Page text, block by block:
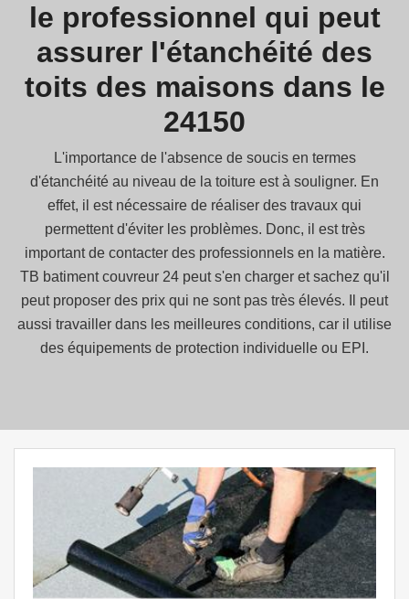
le professionnel qui peut
assurer l'étanchéité des
toits des maisons dans le
24150
L'importance de l'absence de soucis en termes
d'étanchéité au niveau de la toiture est à souligner. En
effet, il est nécessaire de réaliser des travaux qui
permettent d'éviter les problèmes. Donc, il est très
important de contacter des professionnels en la matière.
TB batiment couvreur 24 peut s'en charger et sachez qu'il
peut proposer des prix qui ne sont pas très élevés. Il peut
aussi travailler dans les meilleures conditions, car il utilise
des équipements de protection individuelle ou EPI.